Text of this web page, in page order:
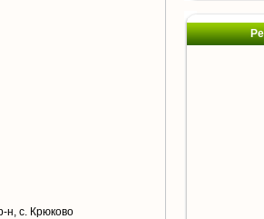
н, с. Крюково